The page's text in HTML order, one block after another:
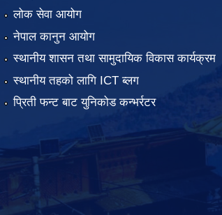
लोक सेवा आयोग
नेपाल कानुन आयोग
स्थानीय शासन तथा सामुदायिक विकास कार्यक्रम
स्थानीय तहको लागि ICT ब्लग
प्रिती फन्ट बाट युनिकोड कन्भर्रटर